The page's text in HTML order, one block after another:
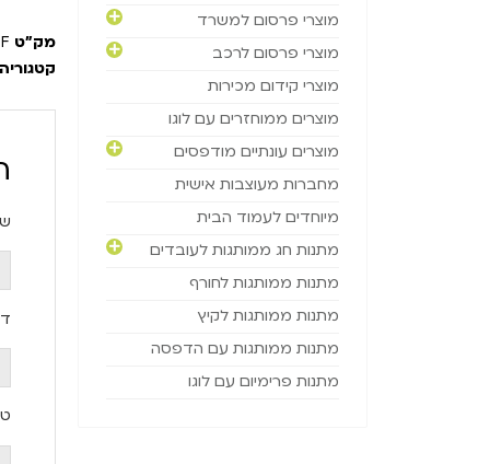
מוצרי פרסום למשרד
מוצרי פרסום לרכב
מוצרי קידום מכירות
מוצרים ממוחזרים עם לוגו
מוצרים עונתיים מודפסים
מחברות מעוצבות אישית
מיוחדים לעמוד הבית
מתנות חג ממותגות לעובדים
מתנות ממותגות לחורף
מתנות ממותגות לקיץ
מתנות ממותגות עם הדפסה
מתנות פרימיום עם לוגו
מק"ט
קטגוריה